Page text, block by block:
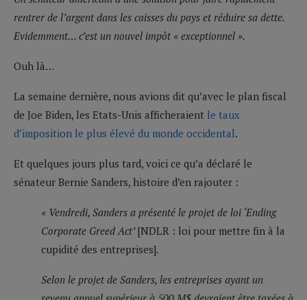
rentrer de l’argent dans les caisses du pays et réduire sa dette.
Evidemment… c’est un nouvel impôt « exceptionnel ».
Ouh là…
La semaine dernière, nous avions dit qu’avec le plan fiscal
de Joe Biden, les Etats-Unis afficheraient le taux
d’imposition le plus élevé du monde occidental.
Et quelques jours plus tard, voici ce qu’a déclaré le
sénateur Bernie Sanders, histoire d’en rajouter :
« Vendredi, Sanders a présenté le projet de loi ‘Ending
Corporate Greed Act’[NDLR : loi pour mettre fin à la
cupidité des entreprises].
Selon le projet de Sanders, les entreprises ayant un